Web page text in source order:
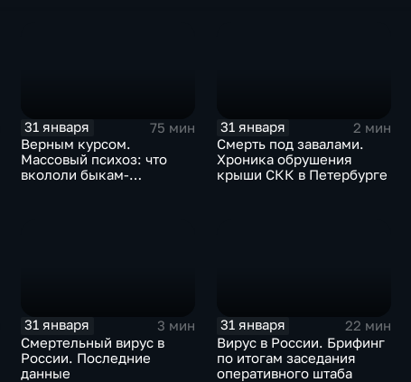
31 января
75 мин
Верным курсом.
Массовый психоз: что
вкололи быкам-
31 января
2 мин
Смерть под завалами.
Хроника обрушения
крыши СКК в Петербурге
31 января
3 мин
Смертельный вирус в
России. Последние
данные
31 января
22 мин
Вирус в России. Брифинг
по итогам заседания
оперативного штаба